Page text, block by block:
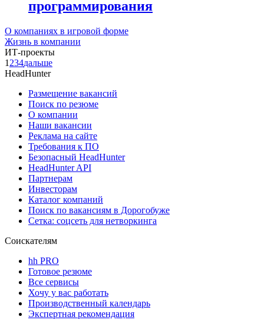
программирования
О компаниях в игровой форме
Жизнь в компании
ИТ-проекты
1 234дальше
HeadHunter
Размещение вакансий
Поиск по резюме
О компании
Наши вакансии
Реклама на сайте
Требования к ПО
Безопасный HeadHunter
HeadHunter API
Партнерам
Инвесторам
Каталог компаний
Поиск по вакансиям в Дорогобуже
Сетка: соцсеть для нетворкинга
Соискателям
hh PRO
Готовое резюме
Все сервисы
Хочу у вас работать
Производственный календарь
Экспертная рекомендация